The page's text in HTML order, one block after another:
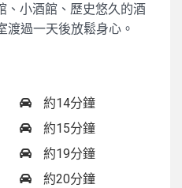
、小酒館、歷史悠久的酒
渡過一天後放鬆身心。
約14分鐘
約15分鐘
約19分鐘
約20分鐘